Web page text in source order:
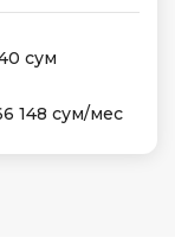
сум
148 сум/мес